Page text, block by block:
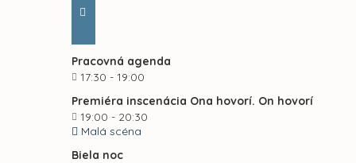
Pracovná agenda
17:30 - 19:00
Premiéra inscenácia Ona hovorí. On hovorí
19:00 - 20:30
Malá scéna
Biela noc